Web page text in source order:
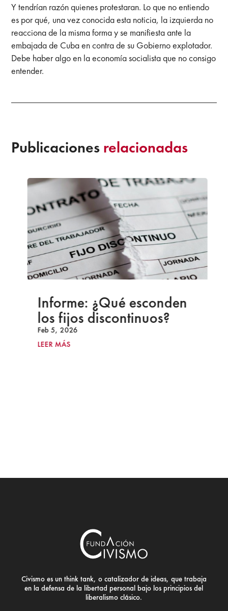
Y tendrían razón quienes protestaran. Lo que no entiendo
es por qué, una vez conocida esta noticia, la izquierda no
reacciona de la misma forma y se manifiesta ante la
embajada de Cuba en contra de su Gobierno explotador.
Debe haber algo en la economía socialista que no consigo
entender.
Publicaciones relacionadas
Informe: ¿Qué esconden
los fijos discontinuos?
Feb 5, 2026
LEER MÁS
Civismo es un think tank, o catalizador de ideas, que trabaja
en la defensa de la libertad personal bajo los principios del
liberalismo clásico.